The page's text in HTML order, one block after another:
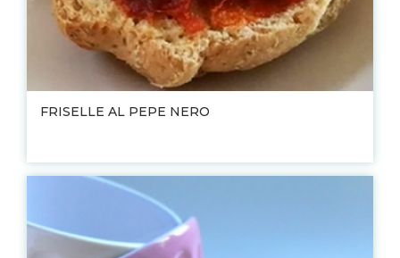
FRISELLE AL PEPE NERO